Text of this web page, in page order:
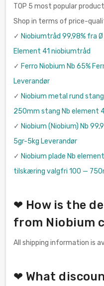
TOP 5 most popular
Shop in terms of price-
✓ Niobiumtråd 99,98% fra
Element 41 niobiumtråd
✓ Ferro Niobium Nb 65%
Leverandør
✓ Niobium metal rund
250mm stang Nb element
✓ Niobium (Niobium) Nb
5gr-5kg Leverandør
✓ Niobium plade Nb
tilskæring valgfri 100 —
❤ How is the
from Niobium
All shipping information is
❤ What